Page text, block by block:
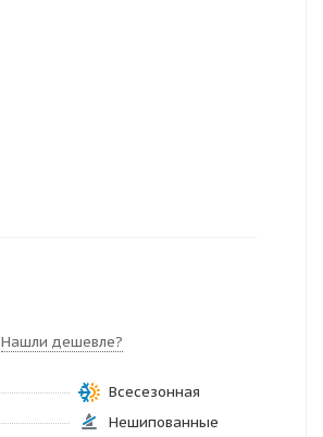
Нашли дешевле?
Всесезонная
Нешипованные